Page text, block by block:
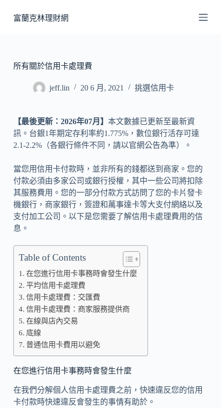
至
容
富蘭克林理財網
所有關於信用卡處理費
jeff.lin 20 6 月, 2021 挑選信用卡
【最後更新：2026年07月】 本文數據已更新至最新資
訊。台銀1年期定存利率約1.775%，數位銀行活存可達
2.1-2.2%（各銀行條件不同，請以官網公告為準）。
當您用信用卡付款時，並非所有的錢都送到商家。您的
付款必須由多家公司或銀行授權，其中一些公司將扣除
其服務費用。您的一部分付款方式訪問了您的卡片發卡
機銀行，商家銀行，簽證和萬事達卡等大支付網絡以及
支付加工公司。以下是您需要了解信用卡處理費用的信
息。
Table of Contents
在您進行信用卡事務時會發生什麼
平均信用卡處理費
信用卡處理費：交匯費
信用卡處理費：商家服務提供商
在線與店內交易
底線
普通信用卡費用以避免
在您進行信用卡事務時會發生什麼
在我們分解個人信用卡處理費之前，快速違反您的信用
卡付款時快速違反會發生的事情有助於。